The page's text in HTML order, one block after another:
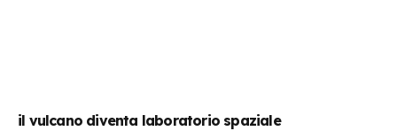
il vulcano diventa laboratorio spaziale